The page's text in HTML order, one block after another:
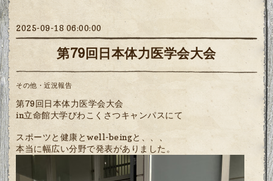
2025-09-18 06:00:00
第79回日本体力医学会大会
その他・近況報告
第79回日本体力医学会大会
in立命館大学びわこくさつキャンパスにて
スポーツと健康とwell-beingと、、、
本当に幅広い分野で発表がありました。